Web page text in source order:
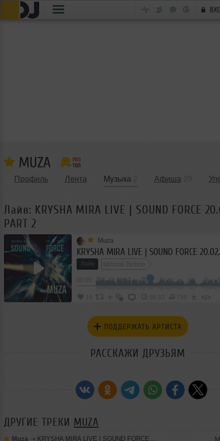
MUZA
Профиль Лента Музыка Афиша
Лайв: KRYSHA MIRA LIVE | SOUND FORCE
PART 2
Muza
KRYSHA MIRA LIVE | SOUND FORCE
Лайв Minimal Techno
16 56:33 750 </>
ПОДДЕРЖАТЬ АРТИСТА
РАССКАЖИ ДРУЗЬЯМ
ДРУГИЕ ТРЕКИ MUZA
Muza ➝ KRYSHA MIRA LIVE | SOUND FORCE 20.02.2016 | PART 1